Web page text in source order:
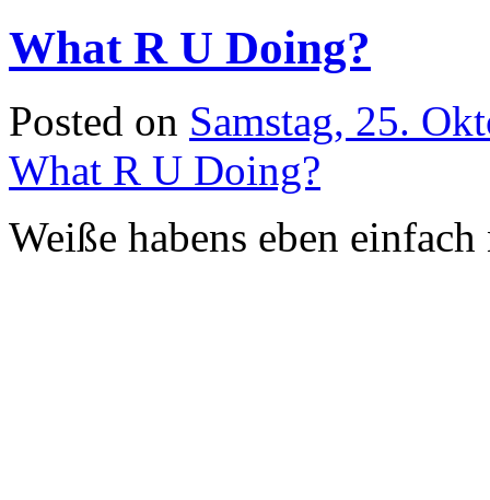
What R U Doing?
Posted on Samstag, 25.
What R U Doing?
Weiße habens eben